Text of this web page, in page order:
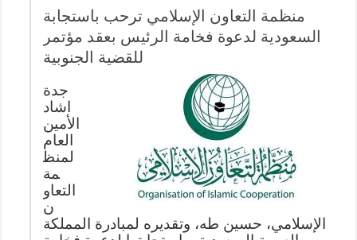
منظمة التعاون الإسلامي ترحب باستجابة
السعودية لدعوة فخامة الرئيس بعقد مؤتمر
للقضية الجنوبية
جدة
اشاد
الأمين
العام
لمنظ
مة
التعاو
ن
الإسلامي، حسين طه، وتقديره لمبادرة المملكة